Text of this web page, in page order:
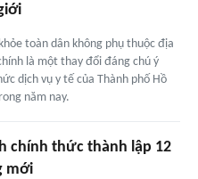
toàn dân không phụ thuộc địa
là một thay đổi đáng chú ý
dịch vụ y tế của Thành phố Hồ
năm nay.
chính thức thành lập 12
mới